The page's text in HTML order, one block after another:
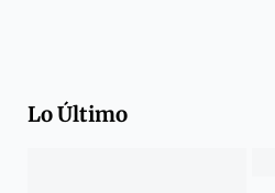
Lo Último